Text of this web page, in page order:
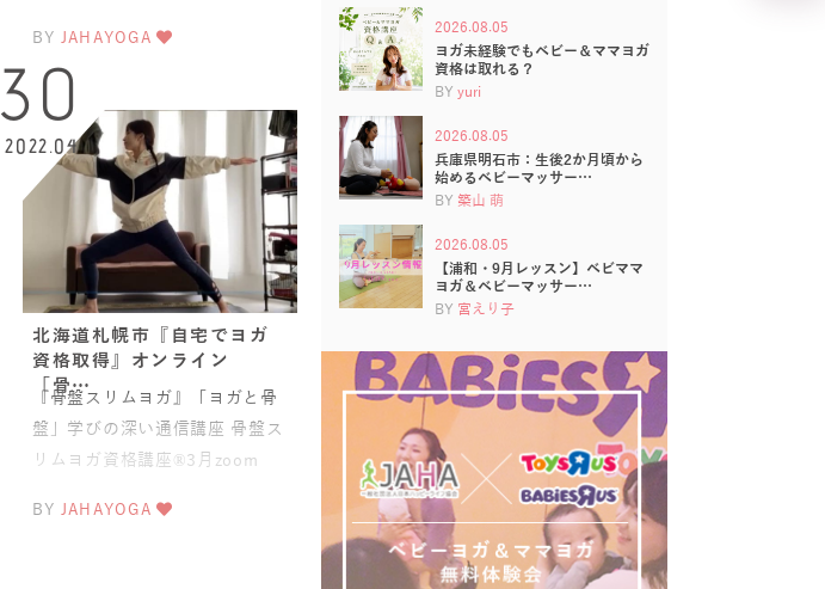
す トレーナーの
BY JAHAYOGA
30
2022.04
北海道札幌市『自宅でヨガ
資格取得』オンライン
「骨…
『骨盤スリムヨガ』「ヨガと骨
盤」学びの深い通信講座 骨盤ス
リムヨガ資格講座®︎3月zoom
BY JAHAYOGA
2026.08.05
ヨガ未経験でもベビー＆ママヨガ
資格は取れる？
BY yuri
2026.08.05
兵庫県明石市：生後2か月頃から
始めるベビーマッサー…
BY 築山 萌
2026.08.05
【浦和・9月レッスン】ベビママ
ヨガ＆ベビーマッサー…
BY 宮えり子